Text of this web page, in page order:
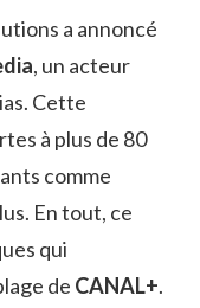
a annoncé
, un acteur
Cette
à plus de 80
comme
En tout, ce
qui
de CANAL+.